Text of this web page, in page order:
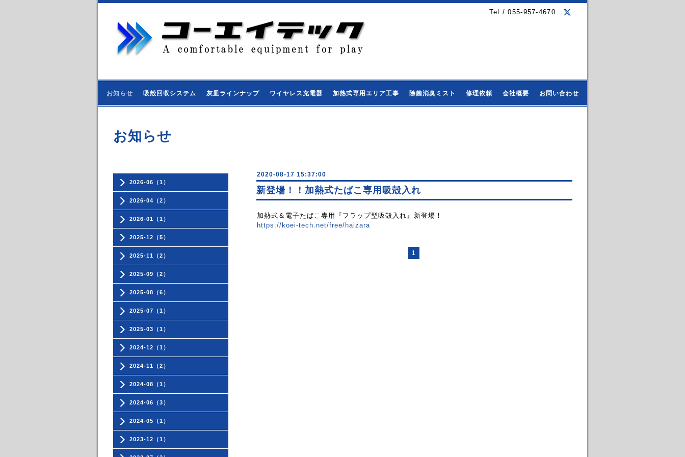
Tel / 055-957-4670
お知らせ 吸殻回収システム 灰皿ラインナップ ワイヤレス充電器 加熱式専用エリア工事 除菌消臭ミスト 修理依頼 会社概要 お問い合わせ
2026-06（1）
2026-04（2）
2026-01（1）
2025-12（5）
2025-11（2）
2025-09（2）
2025-08（6）
2025-07（1）
2025-03（1）
2024-12（1）
2024-11（2）
2024-08（1）
2024-06（3）
2024-05（1）
2023-12（1）
お知らせ
2020-08-17 15:37:00
新登場！！加熱式たばこ専用吸殻入れ
加熱式＆電子たばこ専用『フラップ型吸殻入れ』新登場！
https://koei-tech.net/free/haizara
1